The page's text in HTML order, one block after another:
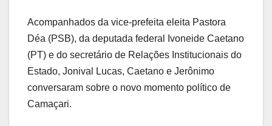
Acompanhados da vice-prefeita eleita Pastora
Déa (PSB), da deputada federal Ivoneide Caetano
(PT) e do secretário de Relações Institucionais do
Estado, Jonival Lucas, Caetano e Jerônimo
conversaram sobre o novo momento político de
Camaçari.